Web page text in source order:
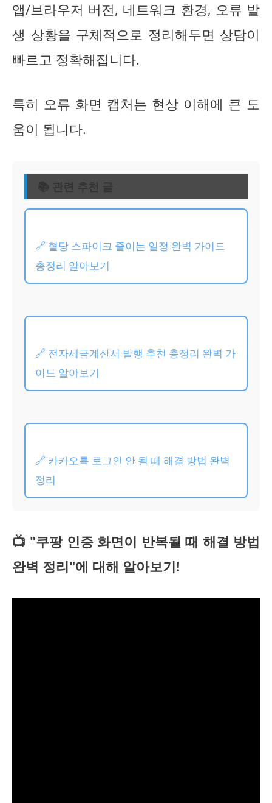
앱/브라우저 버전, 네트워크 환경, 오류 발
생 상황을 구체적으로 정리해두면 상담이
빠르고 정확해집니다.
특히 오류 화면 캡처는 현상 이해에 큰 도
움이 됩니다.
📚 관련 추천 글
🔗 혈당 스파이크 줄이는 일정 완벽 가이드
총정리 알아보기
🔗 전자세금계산서 발행 추천 총정리 완벽 가
이드 알아보기
🔗 카카오톡 로그인 안 될 때 해결 방법 완벽
정리
📺 "쿠팡 인증 화면이 반복될 때 해결 방법
완벽 정리"에 대해 알아보기!